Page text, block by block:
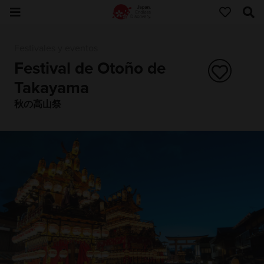
Festival de Otoño de
Takayama
秋の高山祭